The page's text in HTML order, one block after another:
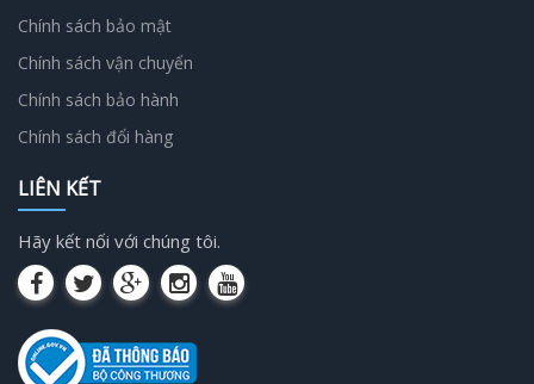
Chính sách bảo mật
Chính sách vận chuyển
Chính sách bảo hành
Chính sách đổi hàng
LIÊN KẾT
Hãy kết nối với chúng tôi.